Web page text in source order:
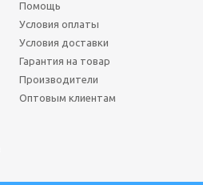
Помощь
Условия оплаты
Условия доставки
Гарантия на товар
Производители
Оптовым клиентам